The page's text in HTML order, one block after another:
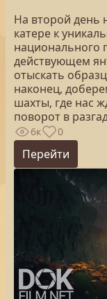
На второй день
катере к
национального
действующем
отыскать
наконец,
шахты, где нас
поворот в
6к 0
Перейти